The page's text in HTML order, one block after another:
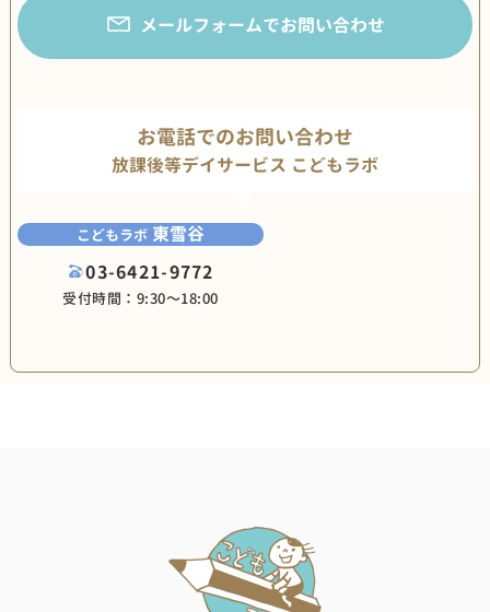
メールフォームでお問い合わせ
お電話でのお問い合わせ
放課後等デイサービス こどもラボ
こどもラボ 東雪谷
03-6421-9772
受付時間：9:30〜18:00